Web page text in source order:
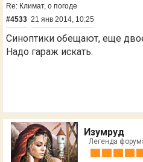
Re: Климат, о погоде
#4533 21 янв 2014, 10:25
Синоптики обещают, еще
Надо гараж искать.
Изумруд
Легенда